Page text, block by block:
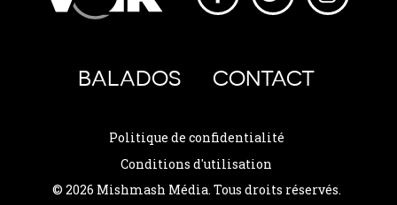
BALADOS CONTACT
Politique de confidentialité
Conditions d'utilisation
© 2026 Mishmash Média. Tous droits réservés.